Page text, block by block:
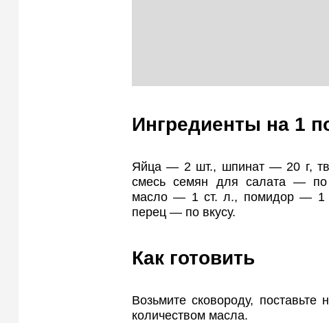
Ингредиенты на 1
Яйца — 2 шт., шпинат — 20 г,
смесь семян для салата — по
масло — 1 ст. л., помидор — 1
перец — по вкусу.
Как готовить
Возьмите сковороду,
количеством масла.